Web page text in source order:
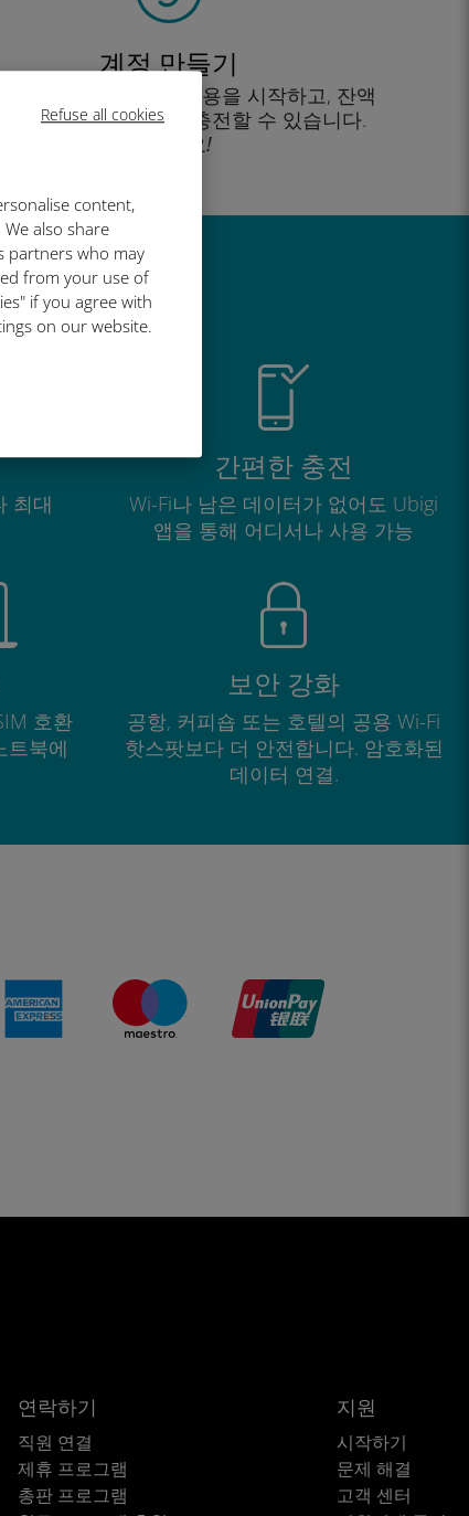
Refuse all cookies
content,
also share
partners who may
from your use of
if you agree with
on our website.
계정 만들기
릭해 데이터 요금제 사용을 시작하고, 잔액
확인하고 이동 중에도 충전할 수 있습니다.
즐기세요!
최대
간편한 충전
Wi-Fi나 남은 데이터가 없어도 Ubigi
앱을 통해 어디서나 사용 가능
호환
트북에
보안 강화
공항, 커피숍 또는 호텔의 공용 Wi-Fi
핫스팟보다 더 안전합니다. 암호화된
데이터 연결.
연락하기
직원 연결
제휴 프로그램
총판 프로그램
지원
시작하기
문제 해결
고객 센터